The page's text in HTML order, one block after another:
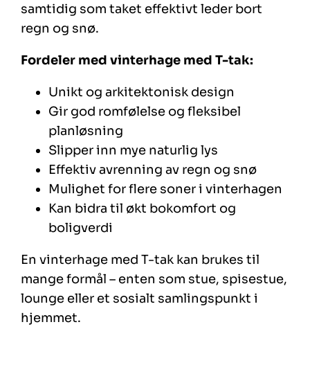
samtidig som taket effektivt leder bort
regn og snø.
Fordeler med vinterhage med T-tak:
Unikt og arkitektonisk design
Gir god romfølelse og fleksibel
planløsning
Slipper inn mye naturlig lys
Effektiv avrenning av regn og snø
Mulighet for flere soner i vinterhagen
Kan bidra til økt bokomfort og
boligverdi
En vinterhage med T-tak kan brukes til
mange formål – enten som stue, spisestue,
lounge eller et sosialt samlingspunkt i
hjemmet.